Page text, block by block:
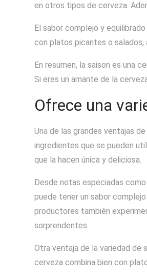
en otros tipos de cerveza.
El sabor complejo y
con platos picantes o
En resumen, la saison es una
Si eres un amante de la
Ofrece una
Una de las grandes ventajas
ingredientes que se pueden
que la hacen única y deliciosa.
Desde notas especiadas
puede tener un sabor
productores también
sorprendentes.
Otra ventaja de la variedad de
cerveza combina bien con